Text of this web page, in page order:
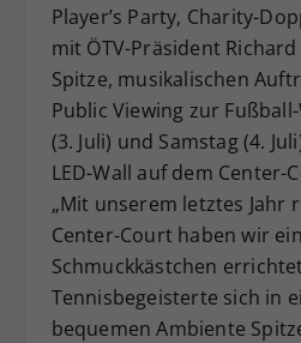
Player’s Party, Charity-
mit ÖTV-Präsident
Spitze, musikalischen
Public Viewing zur
(3. Juli) und Samstag (4.
LED-Wall auf dem Center-
„Mit unserem letztes Jahr
Center-Court haben wir
Schmuckkästchen
Tennisbegeisterte sich in
bequemen Ambiente